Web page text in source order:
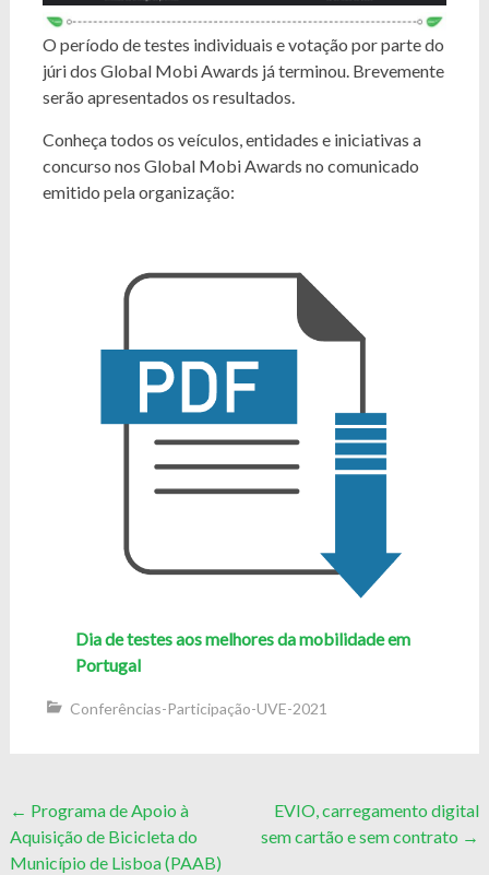
O período de testes individuais e votação por parte do
júri dos Global Mobi Awards já terminou. Brevemente
serão apresentados os resultados.
Conheça todos os veículos, entidades e iniciativas a
concurso nos Global Mobi Awards no comunicado
emitido pela organização:
Dia de testes aos melhores da mobilidade em
Portugal
Conferências-Participação-UVE-2021
Post
navigation
← Programa de Apoio à
Aquisição de Bicicleta do
Município de Lisboa (PAAB)
EVIO, carregamento digital
sem cartão e sem contrato →